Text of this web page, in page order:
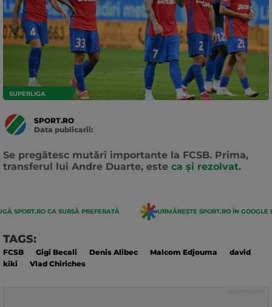
SUPERLIGA
SPORT.RO
Data publicarii:
Se pregătesc mutări importante la FCSB. Prima,
transferul lui Andre Duarte, este ca și rezolvat.
SPORT.RO CA SURSĂ PREFERATĂ URMĂREȘTE SPORT.RO ÎN GOOGLE
TAGS:
FCSB Gigi Becali Denis Alibec Malcom Edjouma
david
kiki
Vlad Chiriches